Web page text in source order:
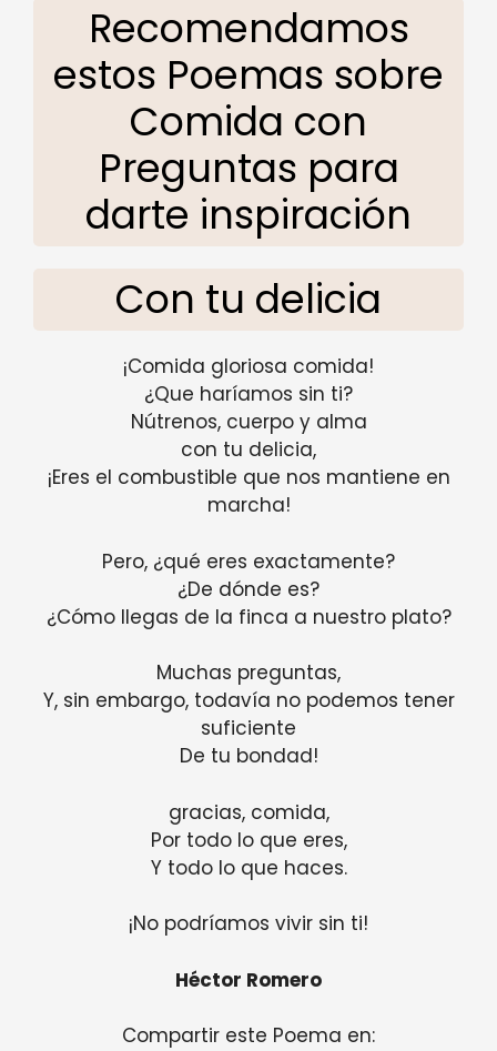
Recomendamos
estos Poemas sobre
Comida con
Preguntas para
darte inspiración
Con tu delicia
¡Comida gloriosa comida!
¿Que haríamos sin ti?
Nútrenos, cuerpo y alma
con tu delicia,
¡Eres el combustible que nos mantiene en
marcha!
Pero, ¿qué eres exactamente?
¿De dónde es?
¿Cómo llegas de la finca a nuestro plato?
Muchas preguntas,
Y, sin embargo, todavía no podemos tener
suficiente
De tu bondad!
gracias, comida,
Por todo lo que eres,
Y todo lo que haces.
¡No podríamos vivir sin ti!
Héctor Romero
Compartir este Poema en: